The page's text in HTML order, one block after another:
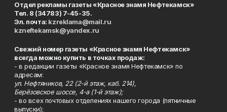
Отдел рекламы газеты «Красное знамя Нефтекамск»
Тел. 8 (34783) 7-45-35.
Эл. почта: kzreklama@mail.ru
kzneftekamsk@yandex.ru
Свежий номер газеты «Красное знамя Нефтекамск»
всегда можно купить в точках продаж:
- в редакции газеты «Красное знамя Нефтекамск» по
адресам:
ул. Нефтяников, 22 (2-й этаж, каб. 214),
Берёзовское шоссе, 4-а (1-й этаж);
- во всех почтовых отделениях нашего города (пятничные
выпуски);